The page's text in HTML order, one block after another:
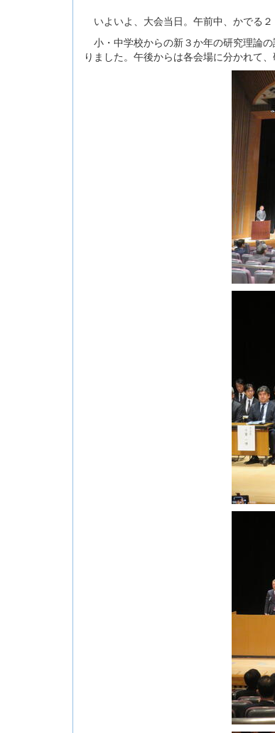
いよいよ、大会当日。午前中、かでる２
小・中学校からの新３か年の研究理論
りました。午後からは各会場に分かれて